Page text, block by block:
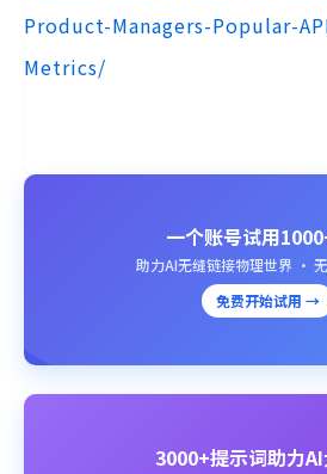
Product-Managers-Popular-
Metrics/
一个账号试用
助力AI无缝链接物理世界 ·
免费开始试用 →
3000+提示词助力